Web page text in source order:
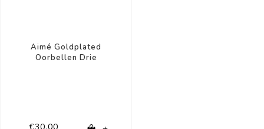
Aimé Goldplated
Oorbellen Drie